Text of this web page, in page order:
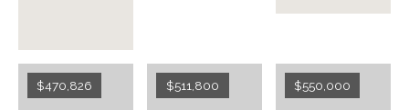
$470,826 $511,800 $550,000